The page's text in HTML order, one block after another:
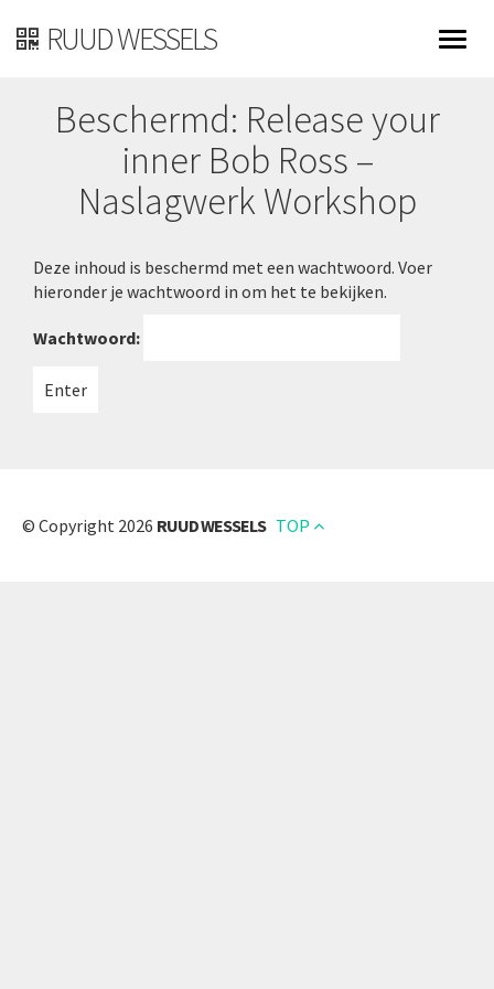
RUUD WESSELS
Beschermd: Release your
inner Bob Ross –
Naslagwerk Workshop
Deze inhoud is beschermd met een wachtwoord. Voer
hieronder je wachtwoord in om het te bekijken.
Wachtwoord:
© Copyright 2026 RUUD WESSELS TOP